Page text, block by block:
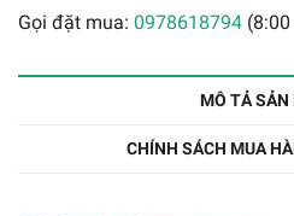
Gọi đặt mua: 0978618794
MÔ TẢ SẢN
CHÍNH SÁCH MUA